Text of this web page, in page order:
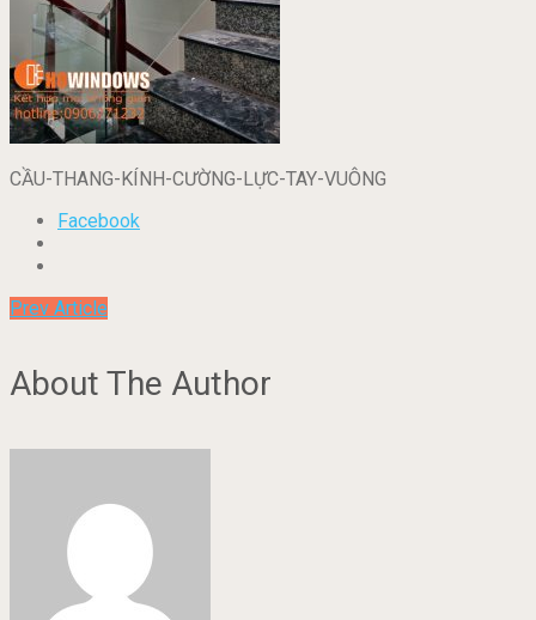
CẦU-THANG-KÍNH-CƯỜNG-LỰC-TAY-VUÔNG
Facebook
Prev Article
About The Author